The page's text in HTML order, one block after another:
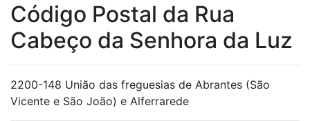
Código Postal da Rua
Cabeço da Senhora da Luz
2200-148 União das freguesias de Abrantes (São
Vicente e São João) e Alferrarede